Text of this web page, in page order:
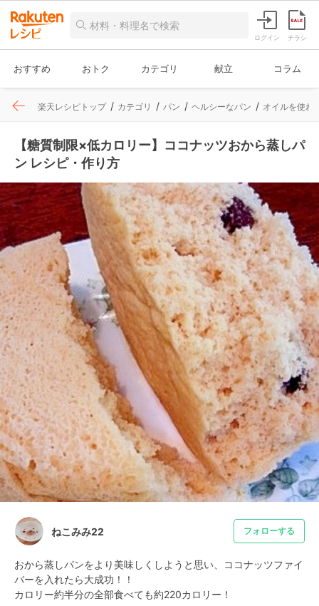
ログイン チラシ
おすすめ おトク カテゴリ 献立 コラム
楽天レシピトップ カテゴリ パン ヘルシーなパン オイルを使わ
【糖質制限×低カロリー】ココナッツおから蒸しパ
ン レシピ・作り方
ねこみみ22 フォローする
おから蒸しパンをより美味しくしようと思い、ココナッツファイ
バーを入れたら大成功！！
カロリー約半分の全部食べても約220カロリー！